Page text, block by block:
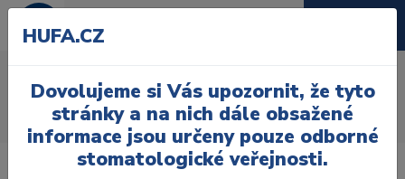
Úvod Ordinace Endodoncie
Gutaperčové čepy
K NiTi systémům
HUFA.CZ
Dovolujeme si Vás upozornit, že tyto
stránky a na nich dále obsažené
informace jsou určeny pouze odborné
stomatologické veřejnosti.